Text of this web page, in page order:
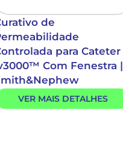
de
para Cateter
Com Fenestra |
VER MAIS DETALHES